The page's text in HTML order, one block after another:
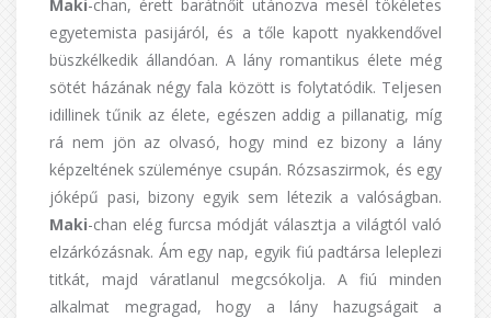
Maki-chan, érett barátnőit utánozva mesél tökéletes
egyetemista pasijáról, és a tőle kapott nyakkendővel
büszkélkedik állandóan. A lány romantikus élete még
sötét házának négy fala között is folytatódik. Teljesen
idillinek tűnik az élete, egészen addig a pillanatig, míg
rá nem jön az olvasó, hogy mind ez bizony a lány
képzeltének szüleménye csupán. Rózsaszirmok, és egy
jóképű pasi, bizony egyik sem létezik a valóságban.
Maki-chan elég furcsa módját választja a világtól való
elzárkózásnak. Ám egy nap, egyik fiú padtársa leleplezi
titkát, majd váratlanul megcsókolja. A fiú minden
alkalmat megragad, hogy a lány hazugságait a